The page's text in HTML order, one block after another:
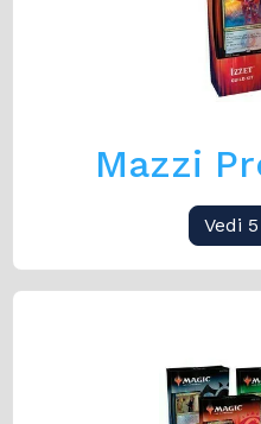
Mazzi
Vedi